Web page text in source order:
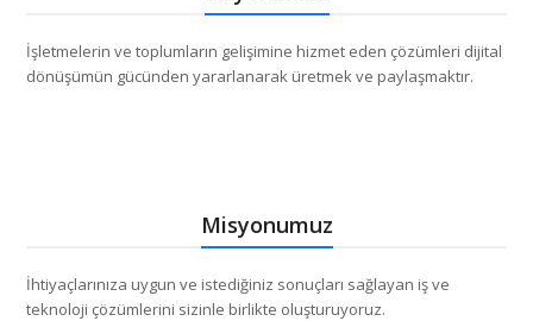
İşletmelerin ve toplumların gelişimine hizmet eden çözümleri dijital
dönüşümün gücünden yararlanarak üretmek ve paylaşmaktır.
Misyonumuz
İhtiyaçlarınıza uygun ve istediğiniz sonuçları sağlayan iş ve
teknoloji çözümlerini sizinle birlikte oluşturuyoruz.